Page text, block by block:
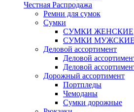
Честная Распродажа
Ремни для сумок
Сумки
СУМКИ ЖЕНСКИЕ
СУМКИ МУЖСКИЕ
Деловой ассортимент
Деловой
Деловой
Дорожный ассортимент
Портпледы
Чемоданы
Сумки дорожные